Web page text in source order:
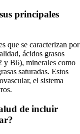
principales
que se caracterizan por
ácidos grasos
y B6), minerales como
saturadas. Estos
el sistema
de incluir